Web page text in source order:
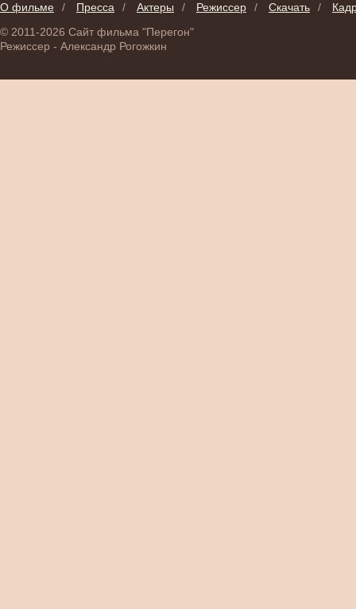
О фильме / Пресса / Актеры / Режиссер / Скачать /
© 2011-2026 Сайт фильма "Перегон"
Режиссер - Александр Рогожкин